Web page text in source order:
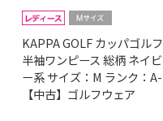
KAPPA GOLF カッパゴルフ
半袖ワンピース 総柄 ネイビ
ー系 サイズ：M ランク：A-
【中古】ゴルフウェア